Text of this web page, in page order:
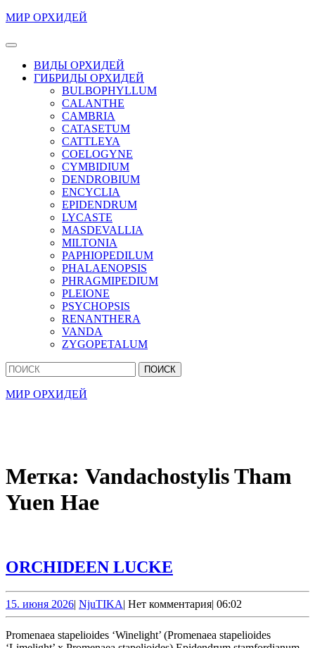
Перейти
содержимому
содержимому
МИР ОРХИДЕЙ
Кнопка
ОткрытьВИДЫ ОРХИДЕЙ
ГИБРИДЫ ОРХИДЕЙ
BULBOPHYLLUM
CALANTHE
CAMBRIA
CATASETUM
CATTLEYA
COELOGYNE
CYMBIDIUM
DENDROBIUM
ENCYCLIA
EPIDENDRUM
LYCASTE
MASDEVALLIA
MILTONIA
PAPHIOPEDILUM
PHALAENOPSIS
PHRAGMIPEDIUM
PLEIONE
PSYCHOPSIS
RENANTHERA
VANDA
ZYGOPETALUM
Кнопка
Закрыть
Найти:
МИР ОРХИДЕЙ
Метка: Vandachostylis Tham
Yuen Hae
ORCHIDEEN LUCKE
15. июня 202615.
июня
2026
| NjuTIKANjuTIKA
| Нет комментария| 06:02
Promenaea stapelioides ‘Winelight’ (Promenaea stapelioides